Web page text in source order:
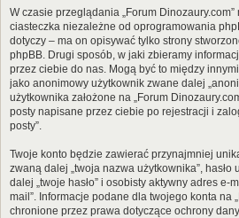
W czasie przeglądania „Forum
ciasteczka niezależne od oprogramowania
dotyczy – ma on opisywać tylko strony
phpBB. Drugi sposób, w jaki zbieramy
przez ciebie do nas. Mogą być to między
jako anonimowy użytkownik zwane dalej
użytkownika założone na „Forum
posty napisane przez ciebie po rejestracji i
posty”.
Twoje konto będzie zawierać przynajmniej
zwaną dalej „twoja nazwa użytkownika”,
dalej „twoje hasło” i osobisty aktywny adres e-
mail”. Informacje podane dla twojego konta na
chronione przez prawa dotyczące ochrony